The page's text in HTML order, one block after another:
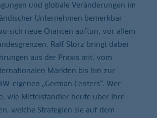
und globale Veränderungen im
Unternehmen bemerkbar
sich neue Chancen auftun, vor allem
Ralf Storz bringt dabei
aus der Praxis mit, vom
Märkten bis hin zur
eigenen „German Centers“. Wer
wie Mittelständler heute über ihre
welche Strategien sie auf dem